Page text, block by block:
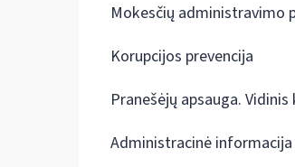
Mokesčių administravimo
Korupcijos prevencija
Pranešėjų apsauga. Vidinis
Administracinė informacija